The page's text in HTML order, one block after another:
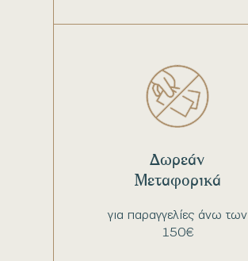
για παραγγελίες άνω των
150€
Δωρεάν
Μεταφορικά